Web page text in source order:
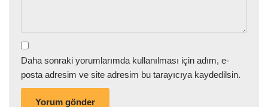
Daha sonraki yorumlarımda kullanılması için adım, e-
posta adresim ve site adresim bu tarayıcıya kaydedilsin.